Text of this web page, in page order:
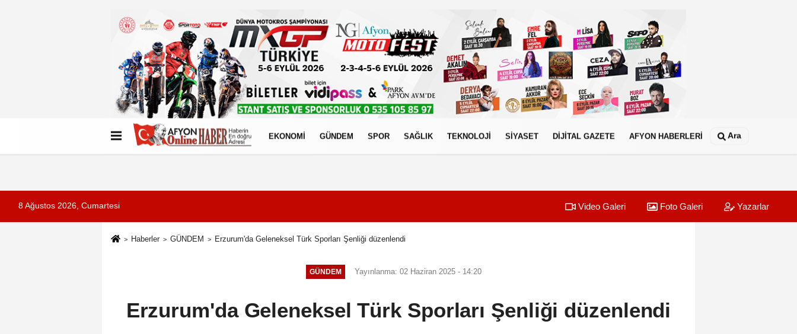
Künye İletişim Çerez Politikası
EKONOMİ GÜNDEM SPOR SAĞLIK TEKNOLOJİ SİYASET DİJİTAL GAZETE AFYON HABERLERİ Ara
8 Ağustos 2026, Cumartesi Video Galeri Foto Galeri Yazarlar
Haberler GÜNDEM Erzurum'da Geleneksel Türk Sporları Şenliği düzenlendi
GÜNDEM Yayınlanma: 02 Haziran 2025 - 14:20
Erzurum'da Geleneksel Türk Sporları Şenliği düzenlendi